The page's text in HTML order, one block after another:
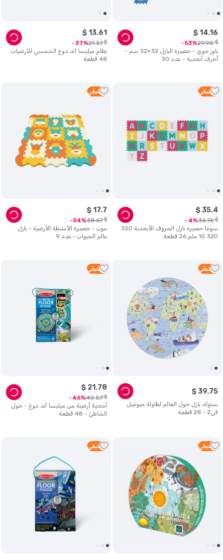
باور جوي - حصيرة البازل 32×32 سم -
أحرف أبجدية - عدد 30
$ 14.16
$
29.95
53
نظام ميليسا آند دوغ الشمسي للأرضيات
48 قطعة
$ 13.61
$
21.51
37
3 متبقي
سونتا حصيرة بازل الحروف الأبجدية 320
320 10 ملم 26 قطعة
$ 35.4
$
36.76
4
3 متبقي
مون - حصيرة الأنشطة الأرضية - بازل
عالم الحيوان - عدد 9
$ 17.7
$
38.67
54
3 متبقي
ستوك بازل حول العالم لطاولة ميوتيبل
في2 - 28 قطعة
$ 39.75
4 متبقي
أحجية أرضية من ميليسا آند دوغ - حول
الشاطئ - 48 قطعة
$ 21 .78
$
40.57
46
2 متبقي 3 متبقي